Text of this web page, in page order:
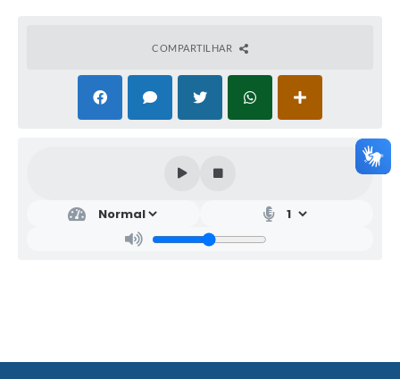
COMPARTILHAR